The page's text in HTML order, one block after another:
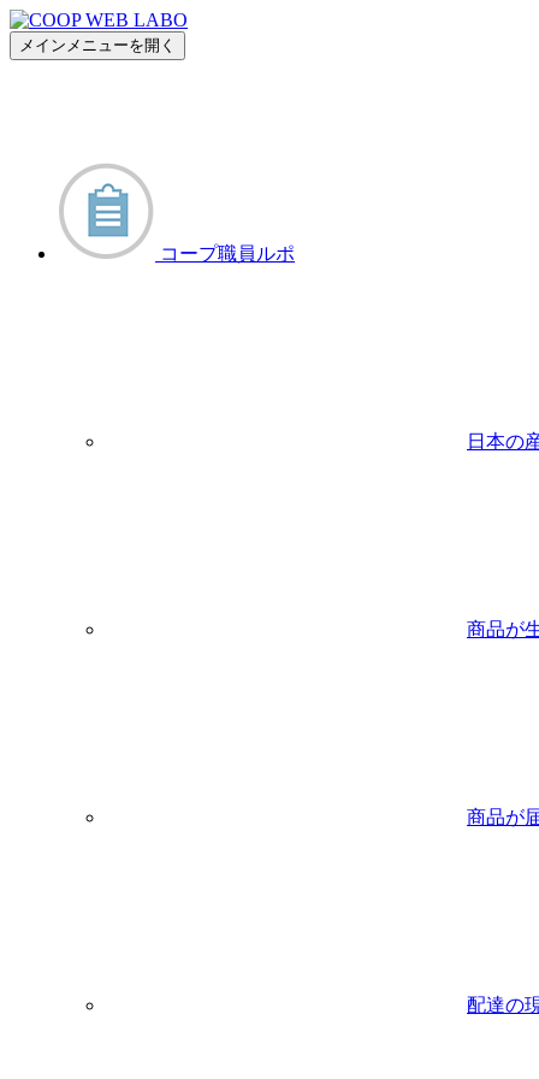
メインメニューを開く
コープ職員ルポ
日本の
商品が
商品が
配達の